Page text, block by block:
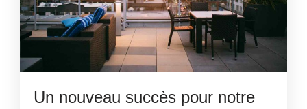
Un nouveau succès pour notre